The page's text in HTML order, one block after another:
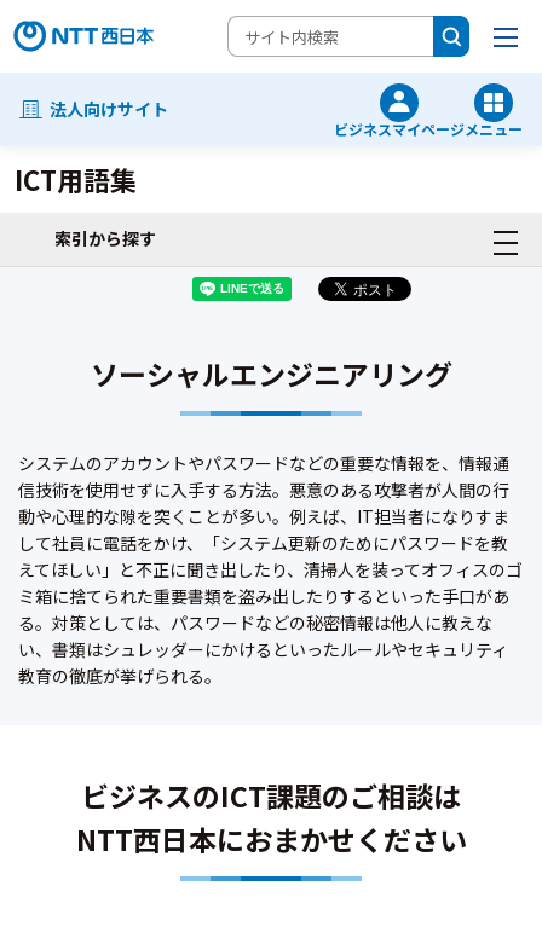
法人向けサイト
ビジネスマイページメニュー
ICT用語集
索引から探す
ソーシャルエンジニアリング
システムのアカウントやパスワードなどの重要な情報を、情報通
信技術を使用せずに入手する方法。悪意のある攻撃者が人間の行
動や心理的な隙を突くことが多い。例えば、IT担当者になりすま
して社員に電話をかけ、「システム更新のためにパスワードを教
えてほしい」と不正に聞き出したり、清掃人を装ってオフィスのゴ
ミ箱に捨てられた重要書類を盗み出したりするといった手口があ
る。対策としては、パスワードなどの秘密情報は他人に教えな
い、書類はシュレッダーにかけるといったルールやセキュリティ
教育の徹底が挙げられる。
ビジネスのICT課題のご相談は
NTT西日本におまかせください